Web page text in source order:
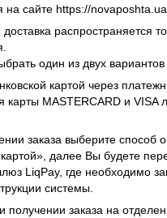
на сайте https://
распространяется
один из двух
картой через
карты MASTERCARD и VISA
заказа выберите способ
далее Вы будете
LiqPay, где необходимо
системы.
получении заказа на